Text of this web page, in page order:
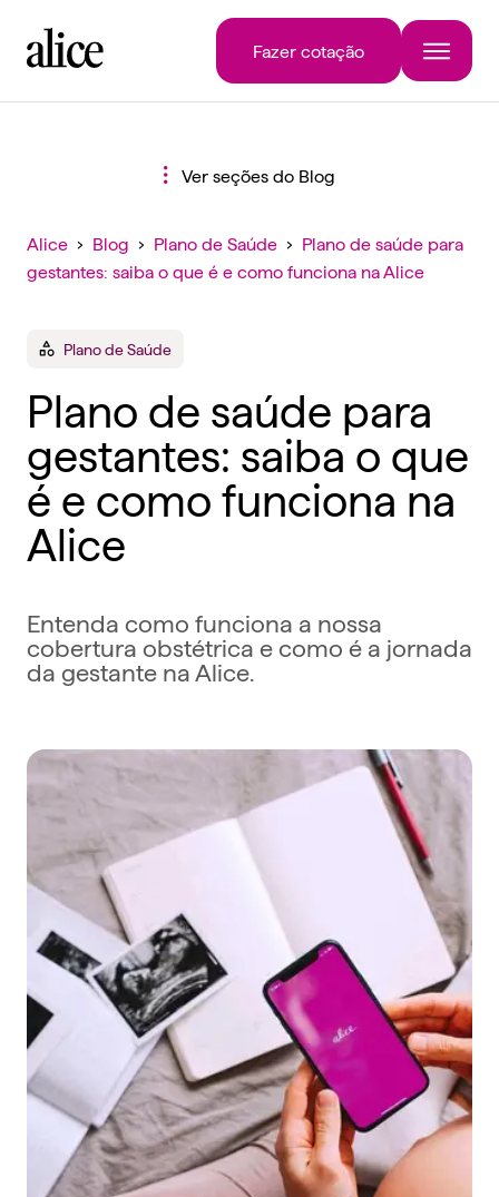
Fazer cotação
Ver seções do Blog
Alice › Blog › Plano de Saúde › Plano de saúde para
gestantes: saiba o que é e como funciona na Alice
Plano de Saúde
Plano de saúde para
gestantes: saiba o que
é e como funciona na
Alice
Entenda como funciona a nossa
cobertura obstétrica e como é a jornada
da gestante na Alice.